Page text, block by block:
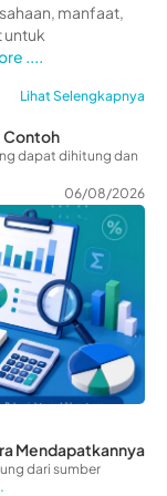
manfaat,
untuk
....
Lihat Selengkapnya
Contoh
dapat dihitung dan
06/08/2026
Mendapatkannya
dari sumber